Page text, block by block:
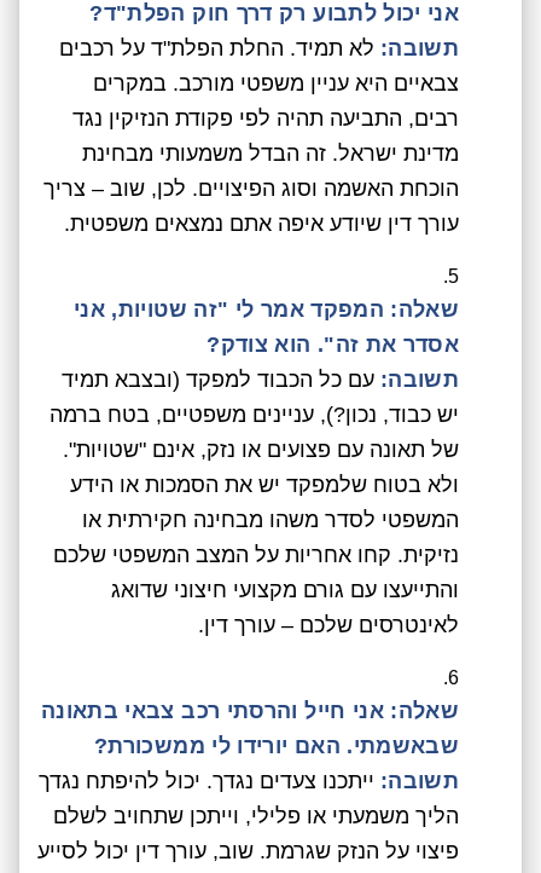
אני יכול לתבוע רק דרך חוק הפלת"ד?
תשובה: לא תמיד. החלת הפלת"ד על רכבים
צבאיים היא עניין משפטי מורכב. במקרים
רבים, התביעה תהיה לפי פקודת הנזיקין נגד
מדינת ישראל. זה הבדל משמעותי מבחינת
הוכחת האשמה וסוג הפיצויים. לכן, שוב – צריך
עורך דין שיודע איפה אתם נמצאים משפטית.
שאלה: המפקד אמר לי "זה שטויות, אני
אסדר את זה". הוא צודק?
תשובה: עם כל הכבוד למפקד (ובצבא תמיד
יש כבוד, נכון?), עניינים משפטיים, בטח ברמה
של תאונה עם פצועים או נזק, אינם "שטויות".
ולא בטוח שלמפקד יש את הסמכות או הידע
המשפטי לסדר משהו מבחינה חקירתית או
נזיקית. קחו אחריות על המצב המשפטי שלכם
והתייעצו עם גורם מקצועי חיצוני שדואג
לאינטרסים שלכם – עורך דין.
שאלה: אני חייל והרסתי רכב צבאי בתאונה
שבאשמתי. האם יורידו לי ממשכורת?
תשובה: ייתכנו צעדים נגדך. יכול להיפתח נגדך
הליך משמעתי או פלילי, וייתכן שתחויב לשלם
פיצוי על הנזק שגרמת. שוב, עורך דין יכול לסייע